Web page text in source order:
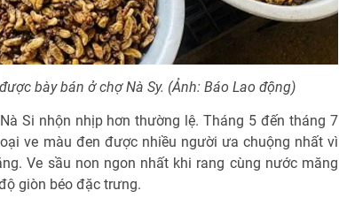
bày bán ở chợ Nà Sy. (Ảnh: Báo Lao động)
Si nhộn nhịp hơn thường lệ. Tháng 5 đến tháng 7
ve màu đen được nhiều người ưa chuộng nhất vì
Ve sầu non ngon nhất khi rang cùng nước măng
giòn béo đặc trưng.